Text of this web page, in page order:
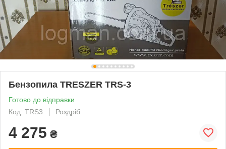
Бензопила TRESZER TRS-3
Готово до відправки
Код: TRS3
Роздріб
4 275 ₴